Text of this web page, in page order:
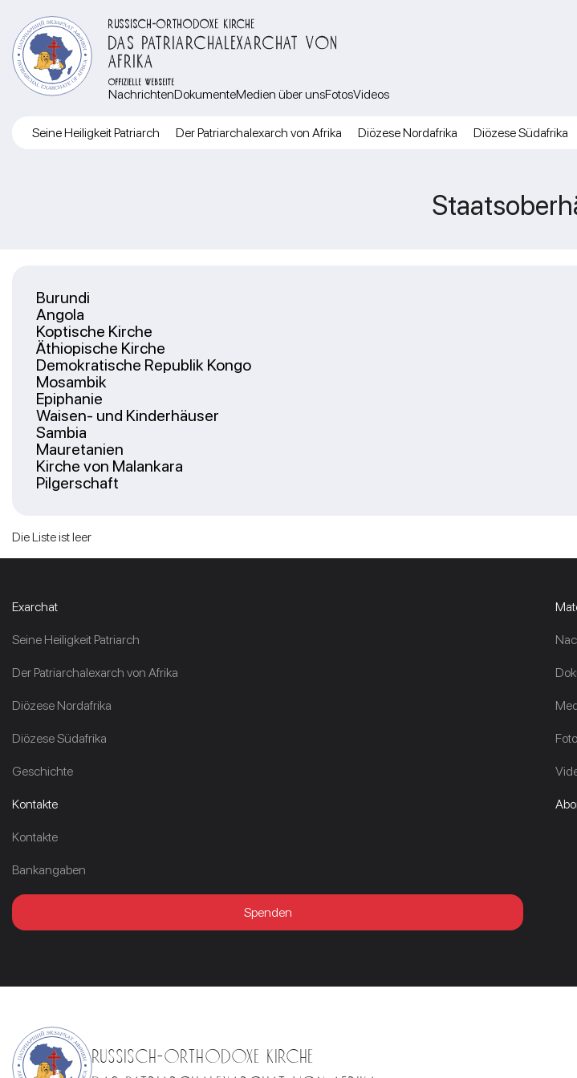
RUSSISCH-ORTHODOXE KIRCHE
DAS PATRIARCHALEXARCHAT VON
AFRIKA
OFFIZIELLE WEBSEITE
NachrichtenDokumenteMedien über unsFotosVideos
Seine Heiligkeit Patriarch Der Patriarchalexarch von Afrika Diözese Nordafrika Diözese Südafrika
Burundi
Angola
Koptische Kirche
Äthiopische Kirche
Demokratische Republik Kongo
Mosambik
Epiphanie
Waisen- und Kinderhäuser
Sambia
Mauretanien
Kirche von Malankara
Pilgerschaft
Die Liste ist leer
Exarchat
Seine Heiligkeit Patriarch
Der Patriarchalexarch von Afrika
Diözese Nordafrika
Diözese Südafrika
Geschichte
Kontakte
Kontakte
Bankangaben
Spenden
RUSSISCH-ORTHODOXE KIRCHE